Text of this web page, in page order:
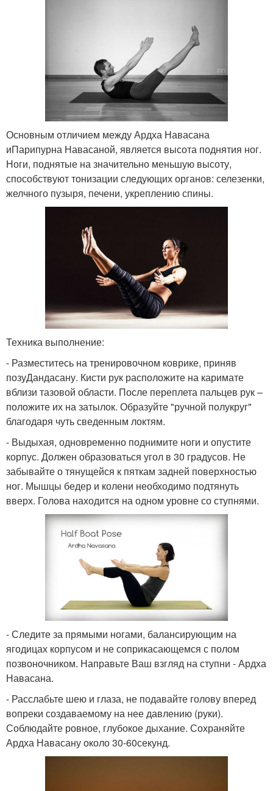
Основным отличием между Ардха Навасана
иПарипурна Навасаной, является высота поднятия ног.
Ноги, поднятые на значительно меньшую высоту,
способствуют тонизации следующих органов: селезенки,
желчного пузыря, печени, укреплению спины.
Техника выполнение:
- Разместитесь на тренировочном коврике, приняв
позуДандасану. Кисти рук расположите на каримате
вблизи тазовой области. После переплета пальцев рук –
положите их на затылок. Образуйте "ручной полукруг"
благодаря чуть сведенным локтям.
- Выдыхая, одновременно поднимите ноги и опустите
корпус. Должен образоваться угол в 30 градусов. Не
забывайте о тянущейся к пяткам задней поверхностью
ног. Мышцы бедер и колени необходимо подтянуть
вверх. Голова находится на одном уровне со ступнями.
- Следите за прямыми ногами, балансирующим на
ягодицах корпусом и не соприкасающемся с полом
позвоночником. Направьте Ваш взгляд на ступни - Ардха
Навасана.
- Расслабьте шею и глаза, не подавайте голову вперед
вопреки создаваемому на нее давлению (руки).
Соблюдайте ровное, глубокое дыхание. Сохраняйте
Ардха Навасану около 30-60секунд.